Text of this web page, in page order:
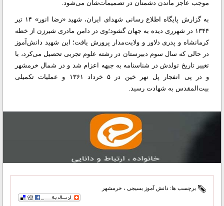
موجب عاجز ماندن دشمنان در تصمیمات‌شان می‌‌شود.
به گزارش پایگاه اطلاع رسانی شهدای ایران، شهید «رضا انور» ۱۴ تیر
۱۳۴۴ در شهرری دیده به جهان گشود؛وی در دامن مادری شیرزن از خطه
کرمانشاه و پدری دلاور و ولایت‌مدار پرورش یافت؛ این شهید دانش‌آموز
در حالی که سال سوم دبیرستان در رشته علوم تجربی تحصیل می‌کرد، با
تغییر تاریخ تولدش در شناسنامه به جبهه اعزام شد و در شمال خرمشهر
و در پی انفجار پل نهر خین در ۵ خرداد ۱۳۶۱ و عملیات تکمیلی
بیت‌المقدس به شهادت رسید.
برچسب ها: دانش آموز بسیجی ، خرمشهر